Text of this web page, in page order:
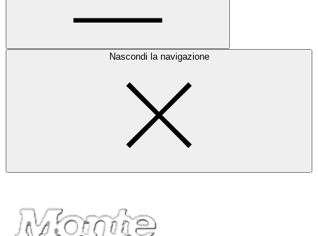
Nascondi la navigazione